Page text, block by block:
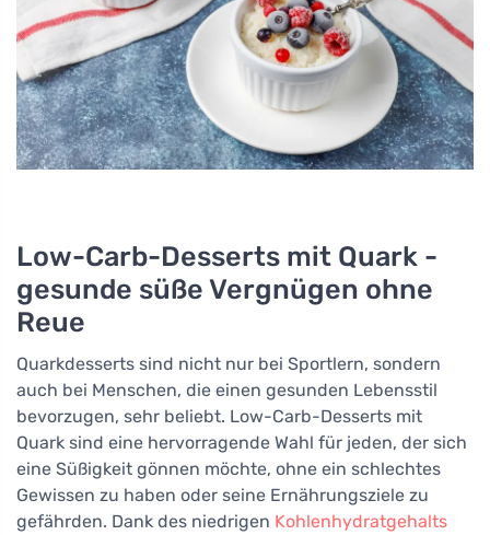
Low-Carb-Desserts mit Quark -
gesunde süße Vergnügen ohne
Reue
Quarkdesserts sind nicht nur bei Sportlern, sondern
auch bei Menschen, die einen gesunden Lebensstil
bevorzugen, sehr beliebt. Low-Carb-Desserts mit
Quark sind eine hervorragende Wahl für jeden, der sich
eine Süßigkeit gönnen möchte, ohne ein schlechtes
Gewissen zu haben oder seine Ernährungsziele zu
gefährden. Dank des niedrigen Kohlenhydratgehalts